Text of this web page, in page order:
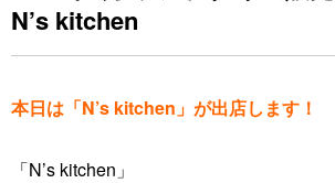
N’s kitchen
本日は「N’s kitchen」が出店します！
「N’s kitchen 」